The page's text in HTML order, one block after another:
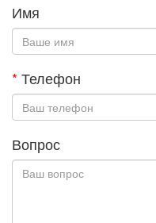
Имя
* Телефон
Вопрос